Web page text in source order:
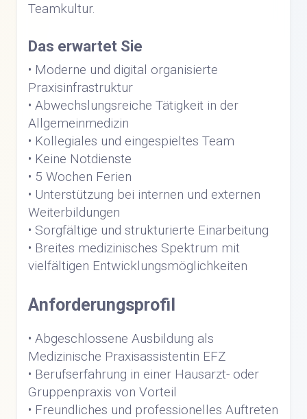
Teamkultur.
Das erwartet Sie
• Moderne und digital organisierte
Praxisinfrastruktur
• Abwechslungsreiche Tätigkeit in der
Allgemeinmedizin
• Kollegiales und eingespieltes Team
• Keine Notdienste
• 5 Wochen Ferien
• Unterstützung bei internen und externen
Weiterbildungen
• Sorgfältige und strukturierte Einarbeitung
• Breites medizinisches Spektrum mit
vielfältigen Entwicklungsmöglichkeiten
Anforderungsprofil
• Abgeschlossene Ausbildung als
Medizinische Praxisassistentin EFZ
• Berufserfahrung in einer Hausarzt- oder
Gruppenpraxis von Vorteil
• Freundliches und professionelles Auftreten